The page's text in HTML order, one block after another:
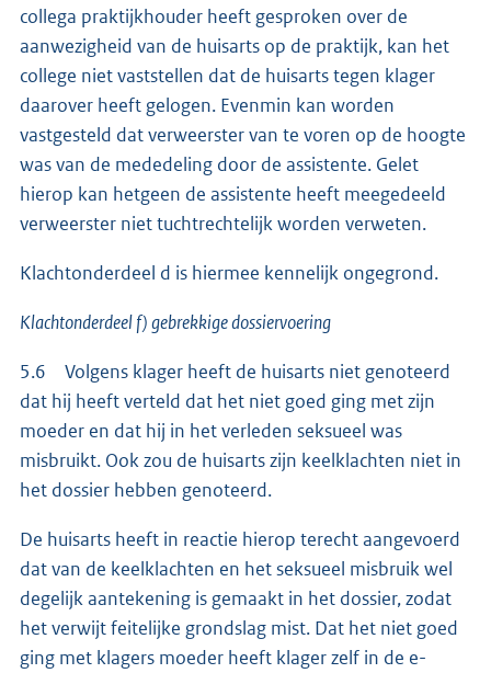
collega praktijkhouder heeft gesproken over de
aanwezigheid van de huisarts op de praktijk, kan het
college niet vaststellen dat de huisarts tegen klager
daarover heeft gelogen. Evenmin kan worden
vastgesteld dat verweerster van te voren op de hoogte
was van de mededeling door de assistente. Gelet
hierop kan hetgeen de assistente heeft meegedeeld
verweerster niet tuchtrechtelijk worden verweten.
Klachtonderdeel d is hiermee kennelijk ongegrond.
Klachtonderdeel f) gebrekkige dossiervoering
5.6 Volgens klager heeft de huisarts niet genoteerd
dat hij heeft verteld dat het niet goed ging met zijn
moeder en dat hij in het verleden seksueel was
misbruikt. Ook zou de huisarts zijn keelklachten niet in
het dossier hebben genoteerd.
De huisarts heeft in reactie hierop terecht aangevoerd
dat van de keelklachten en het seksueel misbruik wel
degelijk aantekening is gemaakt in het dossier, zodat
het verwijt feitelijke grondslag mist. Dat het niet goed
ging met klagers moeder heeft klager zelf in de e-